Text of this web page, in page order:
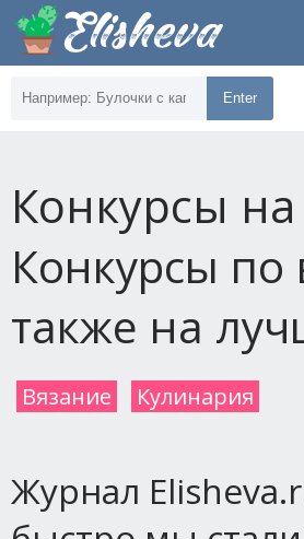
Enter
Конкурсы
Конкурсы
также на
Вязание Кулинария
Журнал